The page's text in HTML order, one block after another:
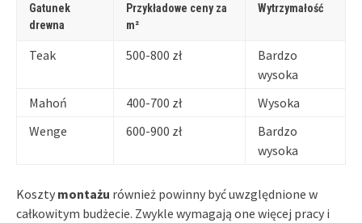
Gatunek
drewna
Przykładowe ceny za
m²
Wytrzymałość
Teak 500-800 zł
Bardzo
wysoka
Mahoń
400-700 zł
Wysoka
Wenge
600-900 zł
Bardzo
wysoka
Koszty montażu również powinny być uwzględnione w
całkowitym budżecie. Zwykle wymagają one więcej pracy i